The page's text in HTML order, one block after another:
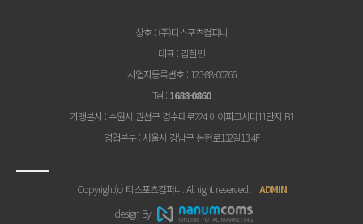
상호 : (주)티스포츠컴퍼니
대표 : 김한민
사업자등록번호 : 123-88-00766
Tel : 1688-0860
가맹본사: 수원시 권선구 경수대로224 아이파크시티11단지 B1
영업본부: 서울시 강남구 논현로132길13 4F
Copyright(c) 티스포츠컴퍼니. All right reserved. ADMIN
design By